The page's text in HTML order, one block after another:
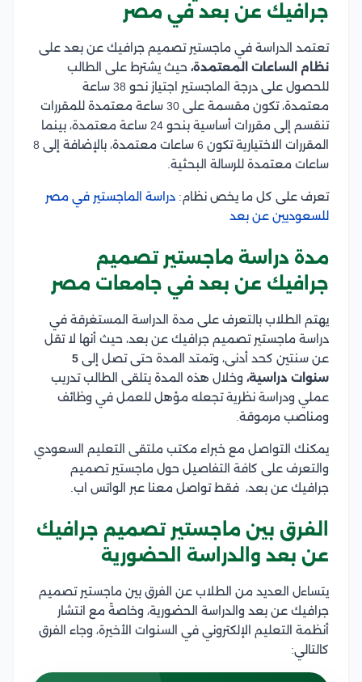
جرافيك عن بعد في مصر
تعتمد الدراسة في ماجستير تصميم جرافيك عن بعد على
نظام الساعات المعتمدة، حيث يشترط على الطالب
للحصول على درجة الماجستير اجتياز نحو 38 ساعة
معتمدة، تكون مقسمة على 30 ساعة معتمدة للمقررات
تنقسم إلى مقررات أساسية بنحو 24 ساعة معتمدة، بينما
المقررات الاختيارية تكون 6 ساعات معتمدة، بالإضافة إلى 8
ساعات معتمدة للرسالة البحثية.
تعرف على كل ما يخص نظام: دراسة الماجستير في مصر
للسعوديين عن بعد
مدة دراسة ماجستير تصميم
جرافيك عن بعد في جامعات مصر
يهتم الطلاب بالتعرف على مدة الدراسة المستغرقة في
دراسة ماجستير تصميم جرافيك عن بعد، حيث أنها لا تقل
عن سنتين كحد أدنى، وتمتد المدة حتى تصل إلى 5
سنوات دراسية، وخلال هذه المدة يتلقى الطالب تدريب
عملي ودراسة نظرية تجعله مؤهل للعمل في وظائف
ومناصب مرموقة.
يمكنك التواصل مع خبراء مكتب ملتقى التعليم السعودي
والتعرف على كافة التفاصيل حول ماجستير تصميم
جرافيك عن بعد، فقط تواصل معنا عبر الواتس اب.
الفرق بين ماجستير تصميم جرافيك
عن بعد والدراسة الحضورية
يتساءل العديد من الطلاب عن الفرق بين ماجستير تصميم
جرافيك عن بعد والدراسة الحضورية، وخاصةً مع انتشار
أنظمة التعليم الإلكتروني في السنوات الأخيرة، وجاء الفرق
كالتالي: